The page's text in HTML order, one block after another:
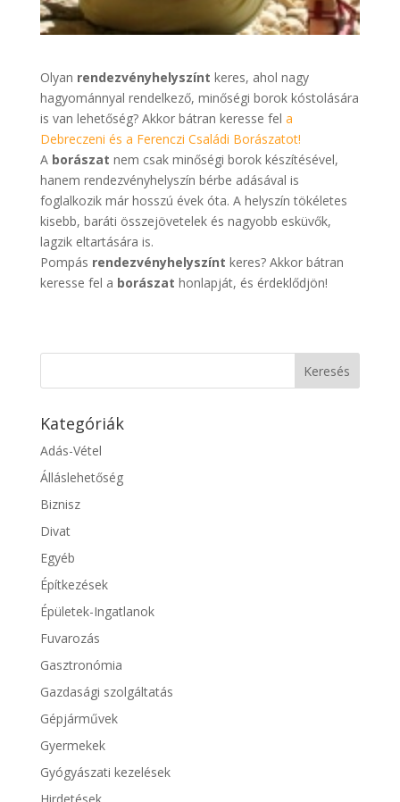
Olyan rendezvényhelyszínt keres, ahol nagy
hagyománnyal rendelkező, minőségi borok kóstolására
is van lehetőség? Akkor bátran keresse fel a
Debreczeni és a Ferenczi Családi Borászatot!
A borászat nem csak minőségi borok készítésével,
hanem rendezvényhelyszín bérbe adásával is
foglalkozik már hosszú évek óta. A helyszín tökéletes
kisebb, baráti összejövetelek és nagyobb esküvők,
lagzik eltartására is.
Pompás rendezvényhelyszínt keres? Akkor bátran
keresse fel a borászat honlapját, és érdeklődjön!
Kategóriák
Adás-Vétel
Álláslehetőség
Biznisz
Divat
Egyéb
Építkezések
Épületek-Ingatlanok
Fuvarozás
Gasztronómia
Gazdasági szolgáltatás
Gépjárművek
Gyermekek
Gyógyászati kezelések